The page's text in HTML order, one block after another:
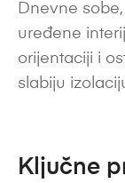
Dnevne
uređene
orijentaciji i
slabiju
Ključne